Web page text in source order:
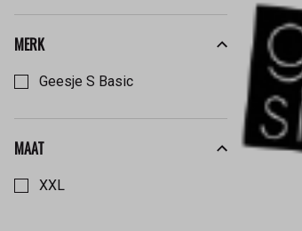
MERK
Geesje S Basic
MAAT
XXL